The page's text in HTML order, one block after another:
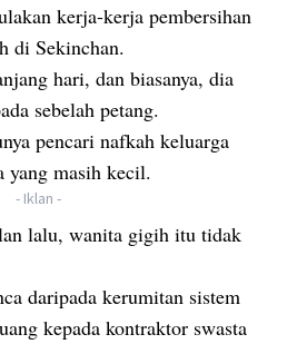
kerja-kerja pembersihan
di Sekinchan.
hari, dan biasanya, dia
sebelah petang.
pencari nafkah keluarga
yang masih kecil.
- Iklan -
lalu, wanita gigih itu tidak
daripada kerumitan sistem
kepada kontraktor swasta